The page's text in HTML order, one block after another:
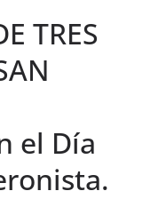
TRES
el Día